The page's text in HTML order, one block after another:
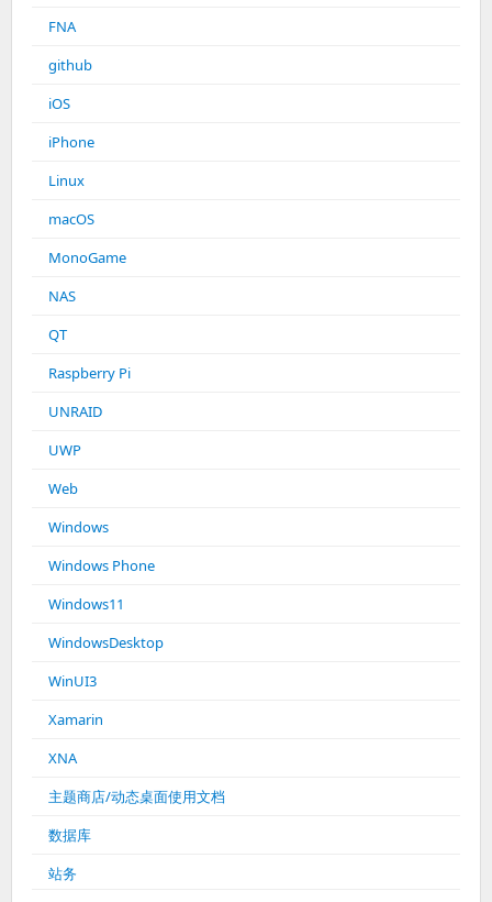
FNA
github
iOS
iPhone
Linux
macOS
MonoGame
NAS
QT
Raspberry Pi
UNRAID
UWP
Web
Windows
Windows Phone
Windows11
WindowsDesktop
WinUI3
Xamarin
XNA
主题商店/动态桌面使用文档
数据库
站务